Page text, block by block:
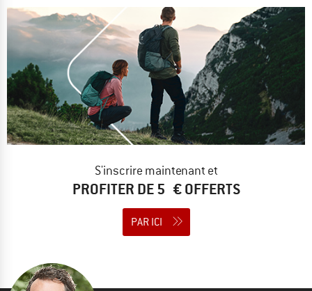
S'inscrire maintenant et
PROFITER DE 5 € OFFERTS
PAR ICI